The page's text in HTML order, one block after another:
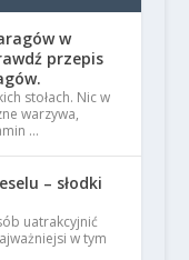
w
przepis
stołach. Nic w
warzywa,
…
– słodki
uatrakcyjnić
w tym